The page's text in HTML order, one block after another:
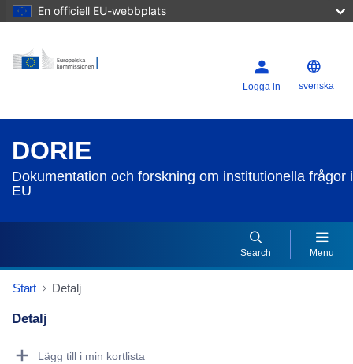
En officiell EU-webbplats
Logga in svenska
DORIE
Dokumentation och forskning om institutionella frågor i
EU
Search Menu
Start Detalj
Detalj
Lägg till i min kortlista